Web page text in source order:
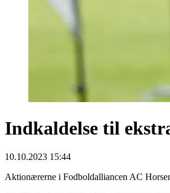
Indkaldelse til
10.10.2023 15:44
Aktionærerne i Fodboldalliancen AC